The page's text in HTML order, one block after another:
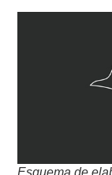
Esquema de